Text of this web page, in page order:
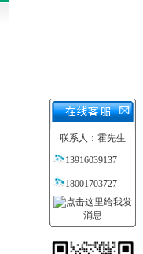
联系人：霍先生
13916039137
18001703727